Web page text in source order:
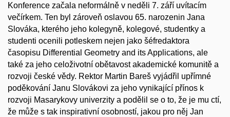
Konference začala neformálně v neděli 7. září uvítacím
večírkem. Ten byl zároveň oslavou 65. narozenin Jana
Slováka, kterého jeho kolegyně, kolegové, studentky a
studenti ocenili potleskem nejen jako šéfredaktora
časopisu Differential Geometry and its Applications, ale
také za jeho celoživotní obětavost akademické komunitě a
rozvoji české vědy. Rektor Martin Bareš vyjádřil upřímné
poděkování Janu Slovákovi za jeho vynikající přínos k
rozvoji Masarykovy univerzity a podělil se o to, že je mu ctí,
že může s tak inspirativní osobností, jakou pro něj Jan